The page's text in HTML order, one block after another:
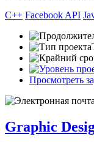
C++ Facebook API
Просмотреть
Graphic